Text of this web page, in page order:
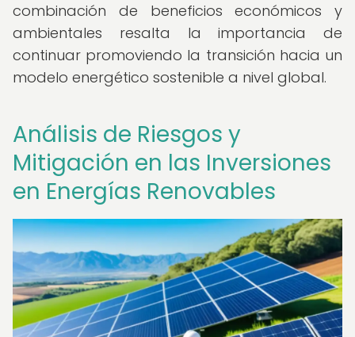
combinación de beneficios económicos y
ambientales resalta la importancia de
continuar promoviendo la transición hacia un
modelo energético sostenible a nivel global.
Análisis de Riesgos y
Mitigación en las Inversiones
en Energías Renovables